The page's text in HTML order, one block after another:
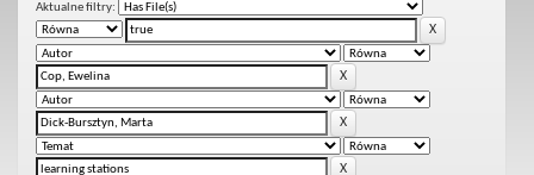
Aktualne filtry: